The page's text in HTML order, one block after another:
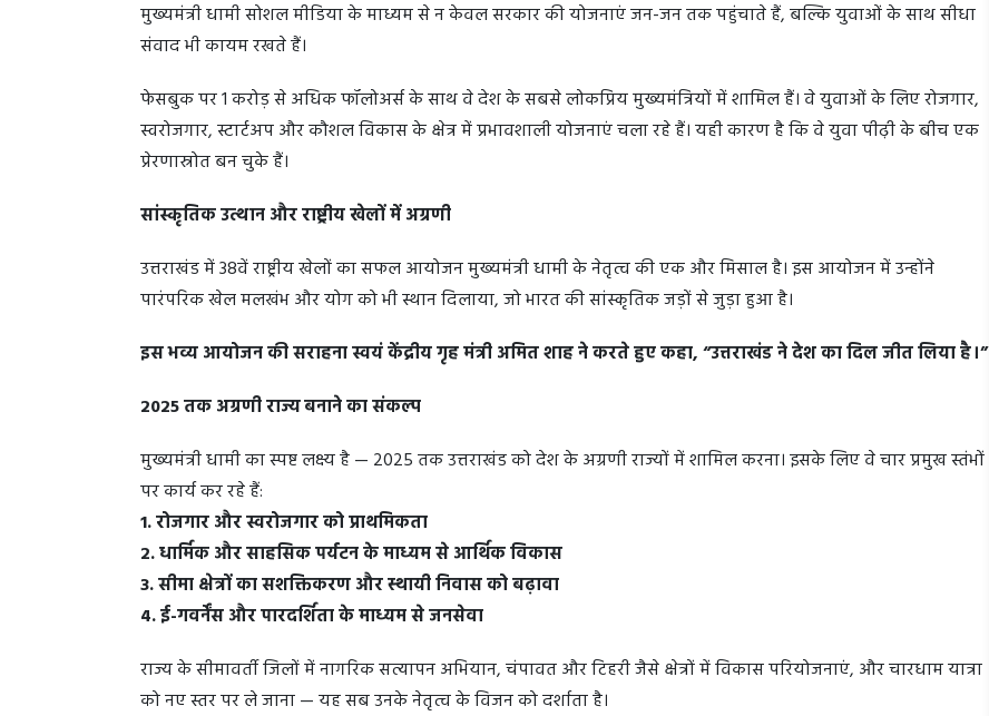
मुख्यमंत्री धामी सोशल मीडिया के माध्यम से न केवल सरकार की योजनाएं जन-जन तक पहुंचाते हैं, बल्कि युवाओं के साथ सीधा
संवाद भी कायम रखते हैं।
फेसबुक पर 1 करोड़ से अधिक फॉलोअर्स के साथ वे देश के सबसे लोकप्रिय मुख्यमंत्रियों में शामिल हैं। वे युवाओं के लिए रोजगार,
स्वरोजगार, स्टार्टअप और कौशल विकास के क्षेत्र में प्रभावशाली योजनाएं चला रहे हैं। यही कारण है कि वे युवा पीढ़ी के बीच एक
प्रेरणास्रोत बन चुके हैं।
सांस्कृतिक उत्थान और राष्ट्रीय खेलों में अग्रणी
उत्तराखंड में 38वें राष्ट्रीय खेलों का सफल आयोजन मुख्यमंत्री धामी के नेतृत्व की एक और मिसाल है। इस आयोजन में उन्होंने
पारंपरिक खेल मलखंभ और योग को भी स्थान दिलाया, जो भारत की सांस्कृतिक जड़ों से जुड़ा हुआ है।
इस भव्य आयोजन की सराहना स्वयं केंद्रीय गृह मंत्री अमित शाह ने करते हुए कहा, “उत्तराखंड ने देश का दिल जीत लिया है।”
2025 तक अग्रणी राज्य बनाने का संकल्प
मुख्यमंत्री धामी का स्पष्ट लक्ष्य है — 2025 तक उत्तराखंड को देश के अग्रणी राज्यों में शामिल करना। इसके लिए वे चार प्रमुख स्तंभों
पर कार्य कर रहे हैं:
1. रोजगार और स्वरोजगार को प्राथमिकता
2. धार्मिक और साहसिक पर्यटन के माध्यम से आर्थिक विकास
3. सीमा क्षेत्रों का सशक्तिकरण और स्थायी निवास को बढ़ावा
4. ई-गवर्नेंस और पारदर्शिता के माध्यम से जनसेवा
राज्य के सीमावर्ती जिलों में नागरिक सत्यापन अभियान, चंपावत और टिहरी जैसे क्षेत्रों में विकास परियोजनाएं, और चारधाम यात्रा
को नए स्तर पर ले जाना — यह सब उनके नेतृत्व के विजन को दर्शाता है।